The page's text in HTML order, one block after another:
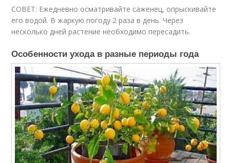
СОВЕТ: Ежедневно осматривайте саженец, опрыскивайте
его водой. В жаркую погоду 2 раза в день. Через
несколько дней растение необходимо пересадить.
Особенности ухода в разные периоды года